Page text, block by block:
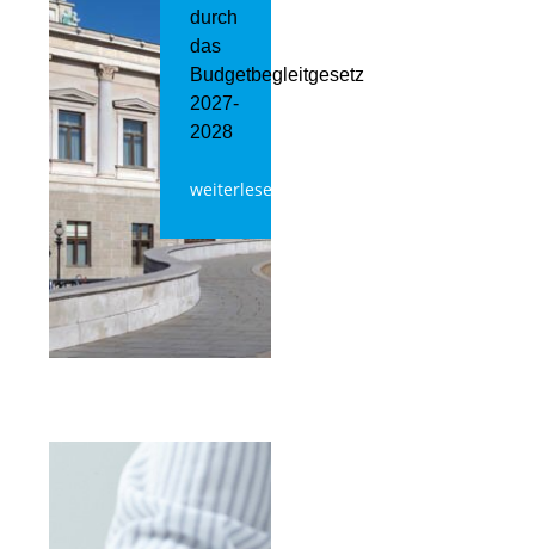
durch
das
Budgetbegleitgesetz
2027-
2028
weiterlesen